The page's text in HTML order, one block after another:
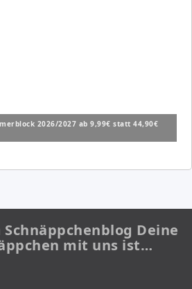
2026/2027 ab 9,99€ statt 44,90€
Deine
mit uns ist…